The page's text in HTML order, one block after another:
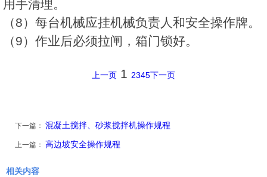
用手清理。
（8）每台机械应挂机械负责人和安全操作牌。
（9）作业后必须拉闸，箱门锁好。
上一页 1 2345下一页
下一篇： 混凝土搅拌、砂浆搅拌机操作规程
上一篇： 高边坡安全操作规程
相关内容